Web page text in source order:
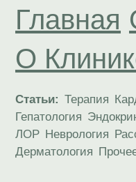
Главная
О
Статьи: Терапия
Гепатология
ЛОР Неврология
Дерматология